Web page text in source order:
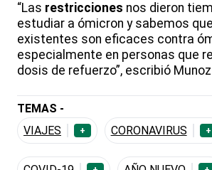
“Las restricciones nos dieron
estudiar a ómicron y sabemos
existentes son eficaces contra
especialmente en personas que
dosis de refuerzo”, escribió
TEMAS -
VIAJES
+ CORONAVIRUS +